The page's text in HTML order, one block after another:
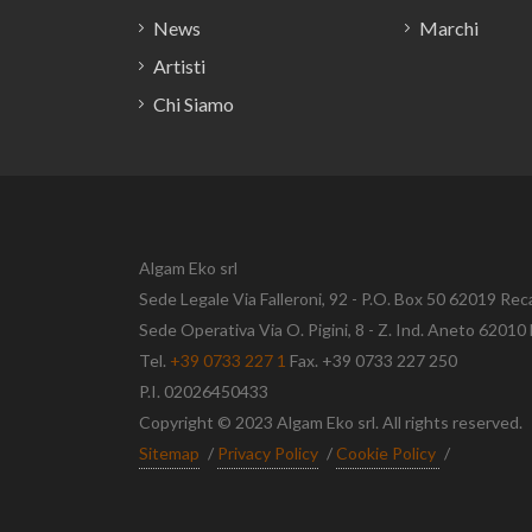
News
Artisti
Chi Siamo
Marchi
Algam Eko srl
Sede Legale Via Falleroni, 92 - P.O. Box 50 62019
Sede Operativa Via O. Pigini, 8 - Z. Ind. Aneto
Tel. +39 0733 227 1 Fax. +39 0733 227 250
P.I. 02026450433
Copyright © 2023 Algam Eko srl. All rights reserved.
Sitemap / Privacy Policy / Cookie Policy /